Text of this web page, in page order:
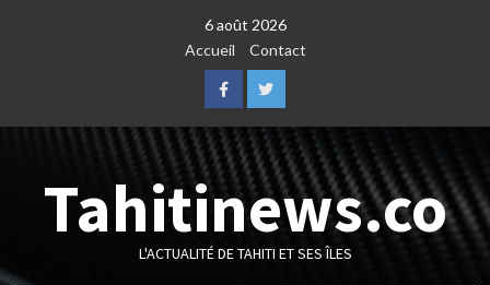
6 août 2026
Accueil
Contact
FacebookTwitter
Tahitinews.co
L'ACTUALITÉ DE TAHITI ET SES ÎLES